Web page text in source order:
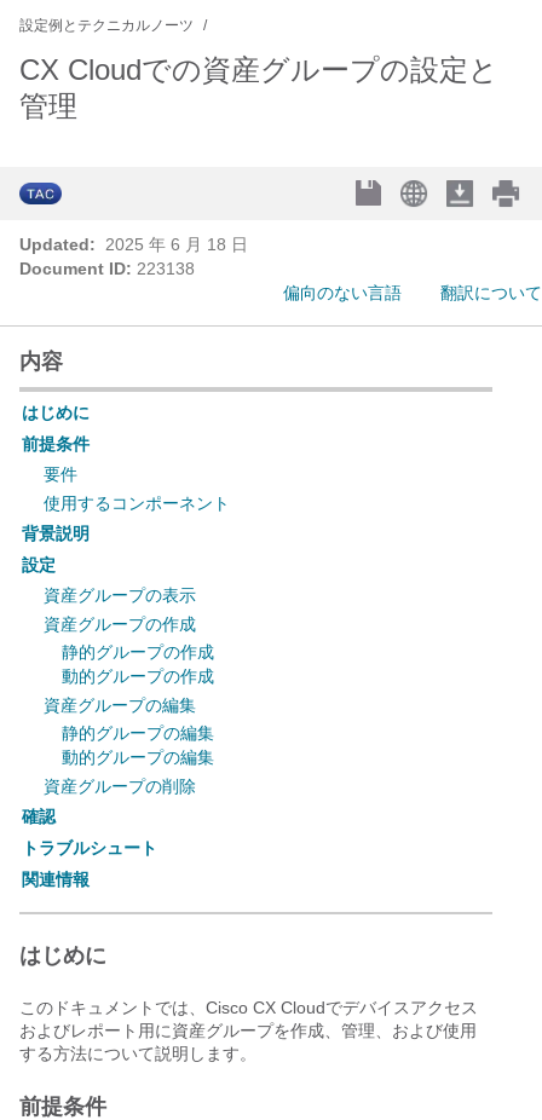
設定例とテクニカルノーツ
CX Cloudでの資産グループの設定と
管理
Updated:
2025 年 6 月 18 日
Document ID: 223138
偏向のない言語
翻訳について
内容
はじめに
前提条件
要件
使用するコンポーネント
背景説明
設定
資産グループの表示
資産グループの作成
静的グループの作成
動的グループの作成
資産グループの編集
静的グループの編集
動的グループの編集
資産グループの削除
確認
トラブルシュート
関連情報
はじめに
このドキュメントでは、Cisco CX Cloudでデバイスアクセス
およびレポート用に資産グループを作成、管理、および使用
する方法について説明します。
前提条件